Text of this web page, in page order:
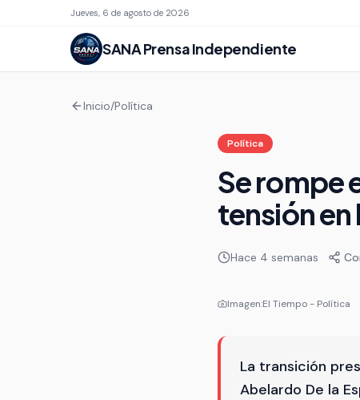
Jueves, 6 de agosto de 2026
SANAPrensa Independiente
Inicio/Política
Política
Se rompe
tensión en
Hace 4 semanas
Imagen:El Tiempo - Política
La transición
Abelardo De la